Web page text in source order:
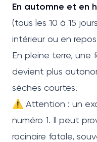
En automne et en
(tous les 10 à 15
intérieur ou en
En pleine terre, une
devient plus
sèches courtes.
⚠️ Attention : un
numéro 1. Il peut
racinaire fatale,